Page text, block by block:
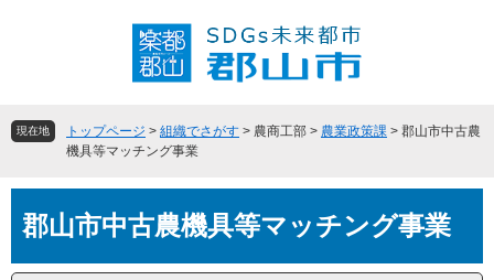
頭
飛
へ
現在地 トップページ > 組織でさがす > 農商工部 > 農業政策課 > 郡山市中古農
機具等マッチング事業
文郡山市中古農機具等マッチング事業